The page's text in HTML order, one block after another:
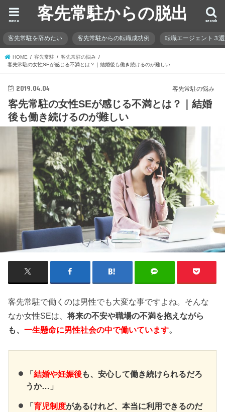
客先常駐からの脱出 search
menu
客先常駐を辞めたい 客先常駐からの転職成功例 転職エージェント３
HOME 客先常駐
客先常駐の悩み
客先常駐の女性SEが感じる不満とは？｜結婚後も働き続けるのが難しい
客先常駐の悩み
2019.04.04
客先常駐の女性SEが感じる不満とは？｜結婚
後も働き続けるのが難しい
客先常駐で働くのは男性でも大変な事ですよね。そんな
なか女性SEは、将来の不安や職場の不満を抱えながら
も、一生懸命に男性社会の中で働いています。
「結婚や妊娠後も、安心して働き続けられるだろ
うか…」
「育児制度があるけれど、本当に利用できるのだ